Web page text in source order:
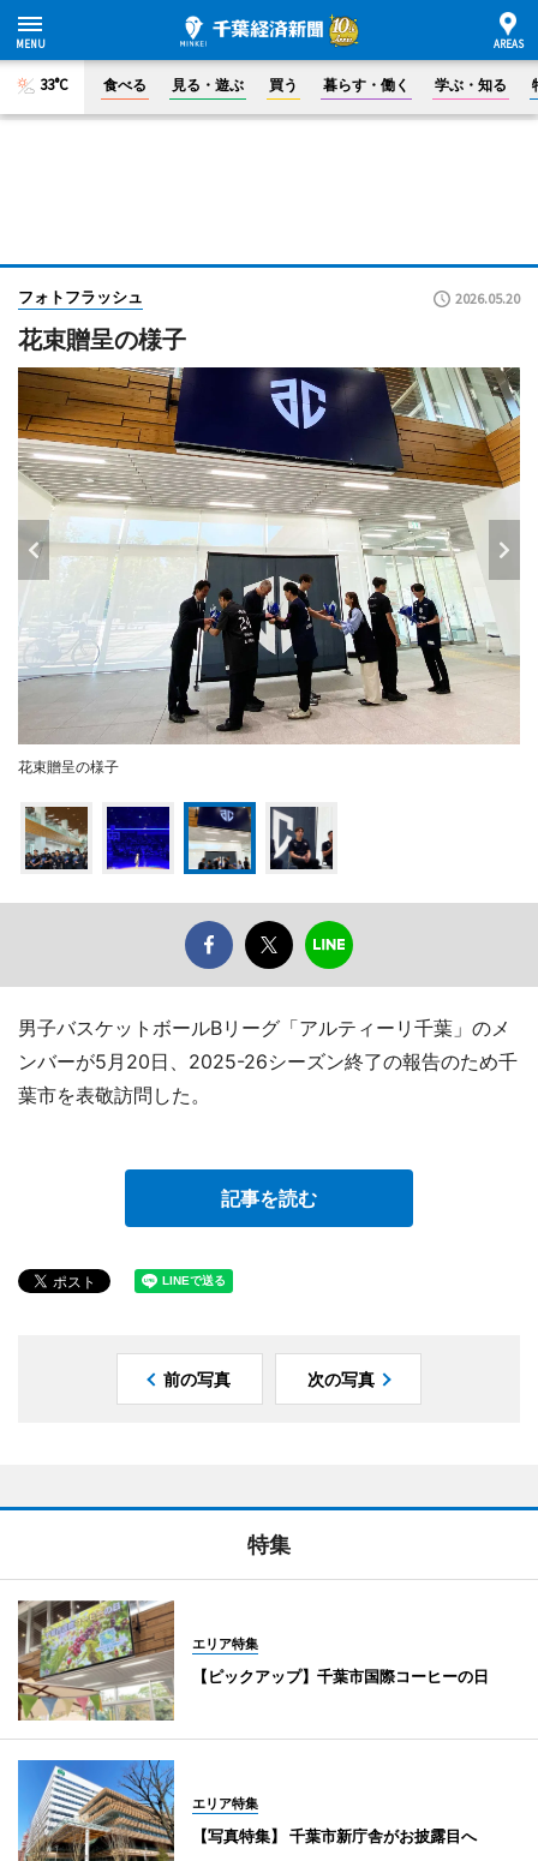
33°C 食べる 見る・遊ぶ 買う 暮らす・働く 学ぶ・知る
フォトフラッシュ 2026.05.20
花束贈呈の様子
花束贈呈の様子
男子バスケットボールBリーグ「アルティーリ千葉」のメ
ンバーが5月20日、2025-26シーズン終了の報告のため千
葉市を表敬訪問した。
記事を読む
前の写真 次の写真
特集
エリア特集
【ピックアップ】千葉市国際コーヒーの日
エリア特集
【写真特集】 千葉市新庁舎がお披露目へ